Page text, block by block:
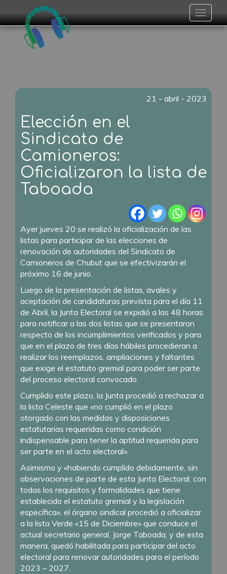
Toggle
21 - abril - 2023
Elección en el
Sindicato de
Camioneros:
Oficializaron la lista de
Taboada
Ayer jueves 20 se realizó la oficialización de las
listas para participar de las elecciones de
renovación de autoridades del Sindicato de
Camioneros de Chubut que se efectivizarán el
próximo 16 de junio.
Luego de la presentación de listas, avales y
aceptación de candidaturas prevista para el día 11
de Abril, la Junta Electoral se expidió a las 48 horas
para notificar a las dos listas que se presentaron
respecto de los incumplimientos verificados y para
que en el plazo de tres días hábiles procedieran a
realizar los reemplazos, ampliaciones y faltantes
que exige el estatuto gremial para poder ser parte
del proceso electoral convocado.
Cumplido este plazo, la Junta procedió a rechazar a
la lista Celeste que «no cumplió en el plazo
otorgado con las medidas y disposiciones
estatutarias requeridas como condición
indispensable para tener la aptitud requerida para
ser parte en el acto electoral».
Asimismo y «habiendo cumplido debidamente, sin
observaciones de parte de esta Junta Electoral, con
todas los requisitos y formalidades que tiene
establecido el estatuto gremial y la legislación
específica», el órgano sindical procedió a oficializar
a la lista Verde «15 de Diciembre» que conduce el
actual secretario general, Jorge Taboada, y de esta
manera, quedó habilitada para participar del acto
electoral para renovar autoridades para el período
2023 – 2027.